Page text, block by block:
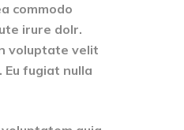
commodo
irure dolr.
voluptate velit
Eu fugiat nulla